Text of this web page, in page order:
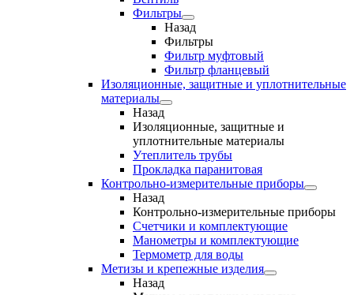
Фильтры
Назад
Фильтры
Фильтр муфтовый
Фильтр фланцевый
Изоляционные, защитные и уплотнительные
материалы
Назад
Изоляционные, защитные и
уплотнительные материалы
Утеплитель трубы
Прокладка паранитовая
Контрольно-измерительные приборы
Назад
Контрольно-измерительные приборы
Счетчики и комплектующие
Манометры и комплектующие
Термометр для воды
Метизы и крепежные изделия
Назад